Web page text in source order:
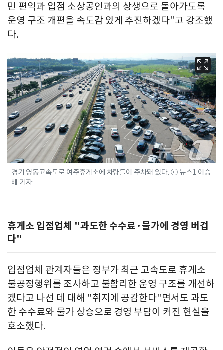
민 편익과 입점 소상공인과의 상생으로 돌아가도록
운영 구조 개편을 속도감 있게 추진하겠다"고 강조했
다.
경기 영동고속도로 여주휴게소에 차량들이 주차돼 있다. ⓒ 뉴스1 이승
배 기자
휴게소 입점업체 "과도한 수수료·물가에 경영 버겁
다"
입점업체 관계자들은 정부가 최근 고속도로 휴게소
불공정행위를 조사하고 불합리한 운영 구조를 개선하
겠다고 나선 데 대해 "취지에 공감한다"면서도 과도
한 수수료와 물가 상승으로 경영 부담이 커진 현실을
호소했다.